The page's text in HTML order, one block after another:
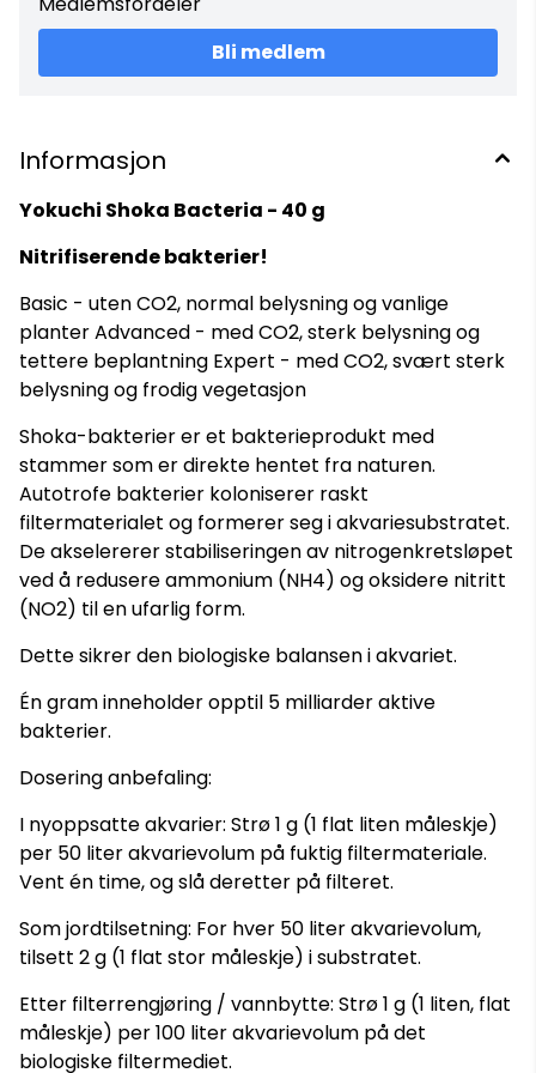
Bli medlem
Informasjon
Yokuchi Shoka Bacteria - 40 g
Nitrifiserende bakterier!
Basic - uten CO2, normal belysning og vanlige
planter Advanced - med CO2, sterk belysning og
tettere beplantning Expert - med CO2, svært sterk
belysning og frodig vegetasjon
Shoka-bakterier er et bakterieprodukt med
stammer som er direkte hentet fra naturen.
Autotrofe bakterier koloniserer raskt
filtermaterialet og formerer seg i akvariesubstratet.
De akselererer stabiliseringen av nitrogenkretsløpet
ved å redusere ammonium (NH4) og oksidere nitritt
(NO2) til en ufarlig form.
Dette sikrer den biologiske balansen i akvariet.
Én gram inneholder opptil 5 milliarder aktive
bakterier.
Dosering anbefaling:
I nyoppsatte akvarier: Strø 1 g (1 flat liten måleskje)
per 50 liter akvarievolum på fuktig filtermateriale.
Vent én time, og slå deretter på filteret.
Som jordtilsetning: For hver 50 liter akvarievolum,
tilsett 2 g (1 flat stor måleskje) i substratet.
Etter filterrengjøring / vannbytte: Strø 1 g (1 liten, flat
måleskje) per 100 liter akvarievolum på det
biologiske filtermediet.